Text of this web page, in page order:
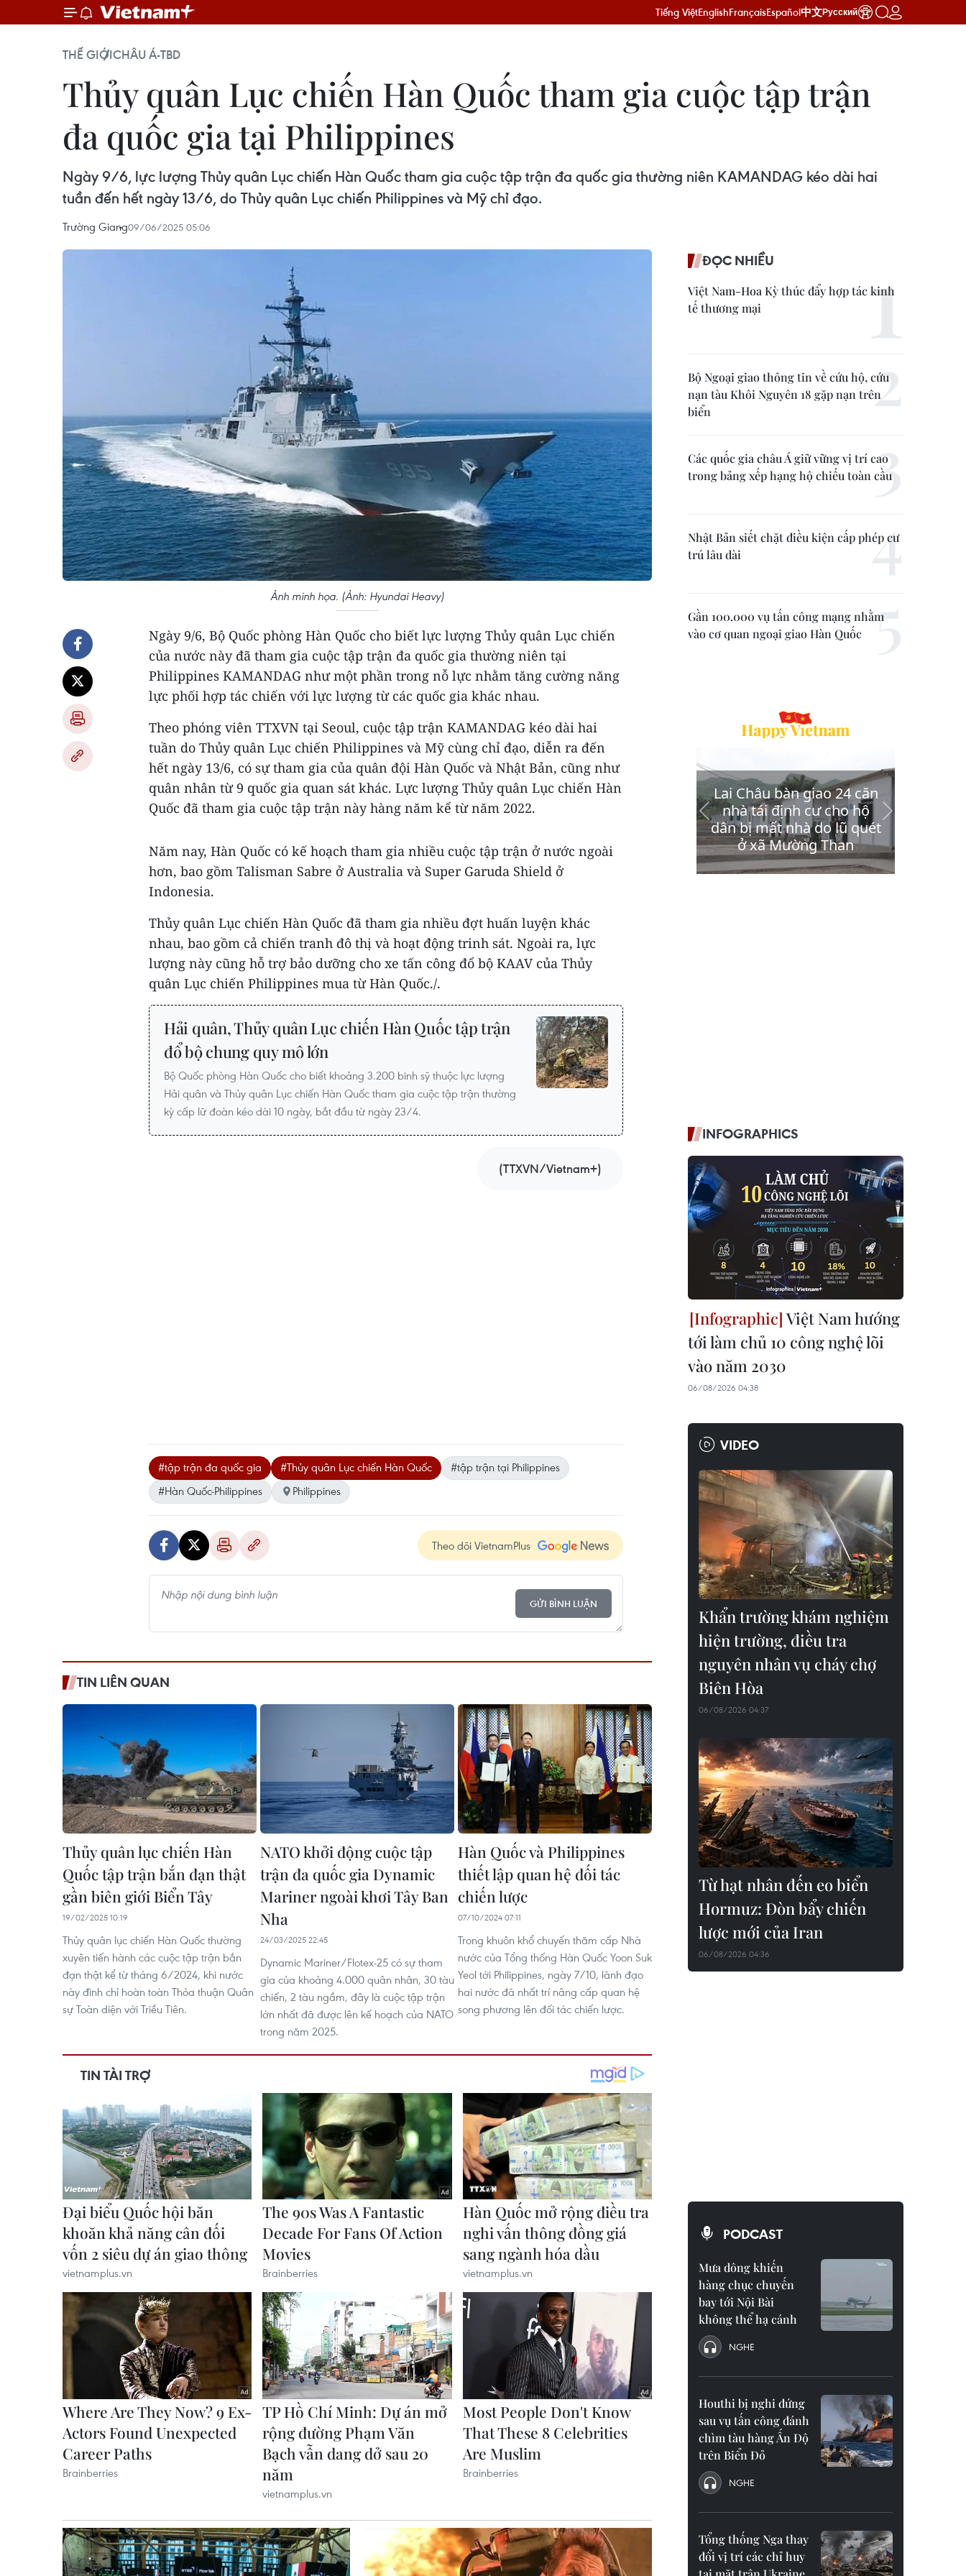
Tiếng ViệtEnglishFrançaisEspañol中文Русский
THẾ GIỚICHÂU Á-TBD
Thủy quân Lục chiến Hàn Quốc tham gia cuộc tập trận
đa quốc gia tại Philippines
Ngày 9/6, lực lượng Thủy quân Lục chiến Hàn Quốc tham gia cuộc tập trận đa quốc gia thường niên KAMANDAG kéo dài hai
tuần đến hết ngày 13/6, do Thủy quân Lục chiến Philippines và Mỹ chỉ đạo.
Trường Giang09/06/2025 05:06
Ảnh minh họa. (Ảnh: Hyundai Heavy)
Ngày 9/6, Bộ Quốc phòng Hàn Quốc cho biết lực lượng Thủy quân Lục chiến
của nước này đã tham gia cuộc tập trận đa quốc gia thường niên tại
Philippines KAMANDAG như một phần trong nỗ lực nhằm tăng cường năng
lực phối hợp tác chiến với lực lượng từ các quốc gia khác nhau.
Theo phóng viên TTXVN tại Seoul, cuộc tập trận KAMANDAG kéo dài hai
tuần do Thủy quân Lục chiến Philippines và Mỹ cùng chỉ đạo, diễn ra đến
hết ngày 13/6, có sự tham gia của quân đội Hàn Quốc và Nhật Bản, cũng như
quân nhân từ 9 quốc gia quan sát khác. Lực lượng Thủy quân Lục chiến Hàn
Quốc đã tham gia cuộc tập trận này hàng năm kể từ năm 2022.
Năm nay, Hàn Quốc có kế hoạch tham gia nhiều cuộc tập trận ở nước ngoài
hơn, bao gồm Talisman Sabre ở Australia và Super Garuda Shield ở
Indonesia.
Thủy quân Lục chiến Hàn Quốc đã tham gia nhiều đợt huấn luyện khác
nhau, bao gồm cả chiến tranh đô thị và hoạt động trinh sát. Ngoài ra, lực
lượng này cũng hỗ trợ bảo dưỡng cho xe tấn công đổ bộ KAAV của Thủy
quân Lục chiến Philippines mua từ Hàn Quốc./.
Hải quân, Thủy quân Lục chiến Hàn Quốc tập trận
đổ bộ chung quy mô lớn
Bộ Quốc phòng Hàn Quốc cho biết khoảng 3.200 binh sỹ thuộc lực lượng
Hải quân và Thủy quân Lục chiến Hàn Quốc tham gia cuộc tập trận thường
kỳ cấp lữ đoàn kéo dài 10 ngày, bắt đầu từ ngày 23/4.
(TTXVN/Vietnam+)
#tập trận đa quốc gia #Thủy quân Lục chiến Hàn Quốc
#tập trận tại Philippines
#Hàn Quốc-Philippines
Philippines
Theo dõi VietnamPlus
GỬI BÌNH LUẬN
TIN LIÊN QUAN
Thủy quân lục chiến Hàn
Quốc tập trận bắn đạn thật
gần biên giới Biển Tây
19/02/2025 10:19
Thủy quân lục chiến Hàn Quốc thường
xuyên tiến hành các cuộc tập trận bắn
đạn thật kể từ tháng 6/2024, khi nước
này đình chỉ hoàn toàn Thỏa thuận Quân
sự Toàn diện với Triều Tiên.
NATO khởi động cuộc tập
trận đa quốc gia Dynamic
Mariner ngoài khơi Tây Ban
Nha
24/03/2025 22:45
Dynamic Mariner/Flotex-25 có sự tham
gia của khoảng 4.000 quân nhân, 30 tàu
chiến, 2 tàu ngầm, đây là cuộc tập trận
lớn nhất đã được lên kế hoạch của NATO
trong năm 2025.
Hàn Quốc và Philippines
thiết lập quan hệ đối tác
chiến lược
07/10/2024 07:11
Trong khuôn khổ chuyến thăm cấp Nhà
nước của Tổng thống Hàn Quốc Yoon Suk
Yeol tới Philippines, ngày 7/10, lãnh đạo
hai nước đã nhất trí nâng cấp quan hệ
song phương lên đối tác chiến lược.
ĐỌC NHIỀU
Việt Nam-Hoa Kỳ thúc đẩy hợp tác kinh
tế thương mại
Bộ Ngoại giao thông tin về cứu hộ, cứu
nạn tàu Khôi Nguyên 18 gặp nạn trên
biển
Các quốc gia châu Á giữ vững vị trí cao
trong bảng xếp hạng hộ chiếu toàn cầu
Nhật Bản siết chặt điều kiện cấp phép cư
trú lâu dài
Gần 100.000 vụ tấn công mạng nhằm
vào cơ quan ngoại giao Hàn Quốc
INFOGRAPHICS
Việt Nam hướng
tới làm chủ 10 công nghệ lõi
vào năm 2030
06/08/2026 04:38
VIDEO
Khẩn trường khám nghiệm
hiện trường, điều tra
nguyên nhân vụ cháy chợ
Biên Hòa
06/08/2026 04:37
Từ hạt nhân đến eo biển
Hormuz: Đòn bẩy chiến
lược mới của Iran
06/08/2026 04:36
PODCAST
Mưa dông khiến
hàng chục chuyến
bay tới Nội Bài
không thể hạ cánh
NGHE
Houthi bị nghi đứng
sau vụ tấn công đánh
chìm tàu hàng Ấn Độ
trên Biển Đỏ
NGHE
Tổng thống Nga thay
đổi vị trí các chỉ huy